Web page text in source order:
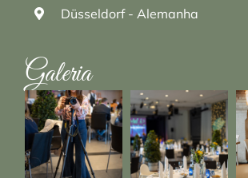
Düsseldorf - Alemanha
Galeria